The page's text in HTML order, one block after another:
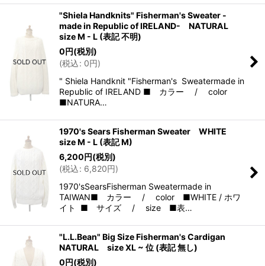
"Shiela Handknits" Fisherman's Sweater -
made in Republic of IRELAND- NATURAL
size M - L (表記 不明)
0円(税別)
(税込: 0円)
" Shiela Handknit "Fisherman's Sweatermade in
Republic of IRELAND ■ カラー / color
■NATURA…
1970's Sears Fisherman Sweater WHITE
size M - L (表記 M)
6,200円(税別)
(税込: 6,820円)
1970'sSearsFisherman Sweatermade in
TAIWAN■ カラー / color ■WHITE / ホワ
イト ■ サイズ / size ■表…
"L.L.Bean" Big Size Fisherman's Cardigan
NATURAL size XL ~ 位 (表記 無し)
0円(税別)